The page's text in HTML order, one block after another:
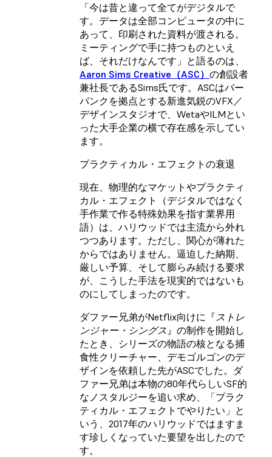
「今は昔と違って全てがデジタルで
す。データは全部コンピュータの中に
あって、印刷された資料が渡される。
ミーティングで手に持つものといえ
ば、それだけなんです」と語るのは、
Aaron Sims Creative（ASC） の創設者
兼社長であるSims氏です。ASCはバー
バンクを拠点とする新進気鋭のVFX／
デザインスタジオで、WetaやILMとい
った大手企業の横で存在感を示してい
ます。
プラクティカル・エフェクトの衰退
現在、物理的なマケットやプラクティ
カル・エフェクト（デジタルではなく
手作業で作る特殊効果を指す業界用
語）は、ハリウッドでは主流から外れ
つつあります。ただし、関心が薄れた
からではありません。逼迫した納期、
厳しい予算、そして膨らみ続ける要求
が、こうした手法を現実的ではないも
のにしてしまったのです。
ダファー兄弟がNetflix向けに『 ストレ
ンジャー・シングス 』の制作を開始し
たとき、シリーズの物語の核となる捕
食性クリーチャー、デモゴルゴンのデ
ザインを依頼した先がASCでした。ダ
ファー兄弟は本物の80年代らしいSF的
なノスタルジーを追い求め、「プラク
ティカル・エフェクトでやりたい」と
いう、2017年のハリウッドではますま
す珍しくなっていた要望を出したので
す。